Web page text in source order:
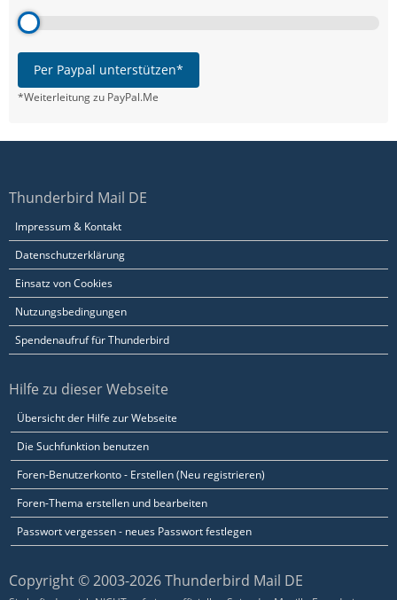
Per Paypal unterstützen*
*Weiterleitung zu PayPal.Me
Thunderbird Mail DE
Impressum & Kontakt
Datenschutzerklärung
Einsatz von Cookies
Nutzungsbedingungen
Spendenaufruf für Thunderbird
Hilfe zu dieser Webseite
Übersicht der Hilfe zur Webseite
Die Suchfunktion benutzen
Foren-Benutzerkonto - Erstellen (Neu registrieren)
Foren-Thema erstellen und bearbeiten
Passwort vergessen - neues Passwort festlegen
Copyright © 2003-2026 Thunderbird Mail DE